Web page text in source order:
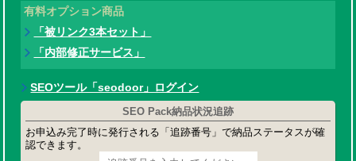
有料オプション商品
「被リンク3本セット」
「内部修正サービス」
SEOツール「seodoor」ログイン
SEO Pack納品状況追跡
お申込み完了時に発行される「追跡番号」で納品ステータスが確
認できます。